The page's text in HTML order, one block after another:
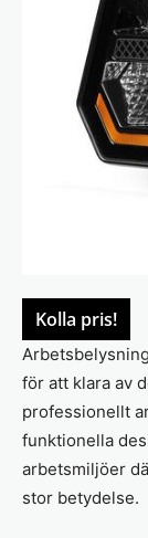
Kolla pris!
för att klara av
professionellt
funktionella
arbetsmiljöer
stor betydelse.